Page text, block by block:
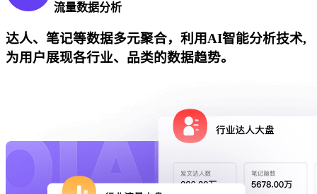
流量数据分析
达人、笔记等数据多元聚合，利用AI智能分析技术,
为用户展现各行业、品类的数据趋势。